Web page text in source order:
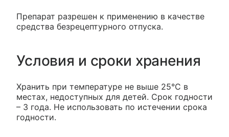
Препарат разрешен к применению в качестве
средства безрецептурного отпуска.
Условия и сроки хранения
Хранить при температуре не выше 25°С в
местах, недоступных для детей. Срок годности
– 3 года. Не использовать по истечении срока
годности.